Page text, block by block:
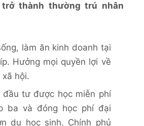
thành thường trú nhân
làm ăn kinh doanh tại
Hưởng mọi quyền lợi về
hội.
đầu tư được học miễn phí
ba và đóng học phí đại
du học sinh. Chính phủ